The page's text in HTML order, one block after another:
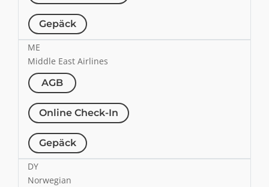
Gepäck
ME
Middle East Airlines
AGB
Online Check-In
Gepäck
DY
Norwegian